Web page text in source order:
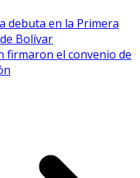
debuta en la Primera
Bolívar
firmaron el convenio de